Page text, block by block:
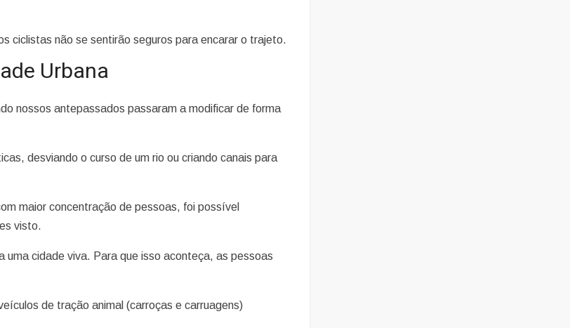
ciclistas não se sentirão seguros para encarar o trajeto.
Urbana
nossos antepassados passaram a modificar de forma
desviando o curso de um rio ou criando canais para
maior concentração de pessoas, foi possível
visto.
cidade viva. Para que isso aconteça, as pessoas
de tração animal (carroças e carruagens)